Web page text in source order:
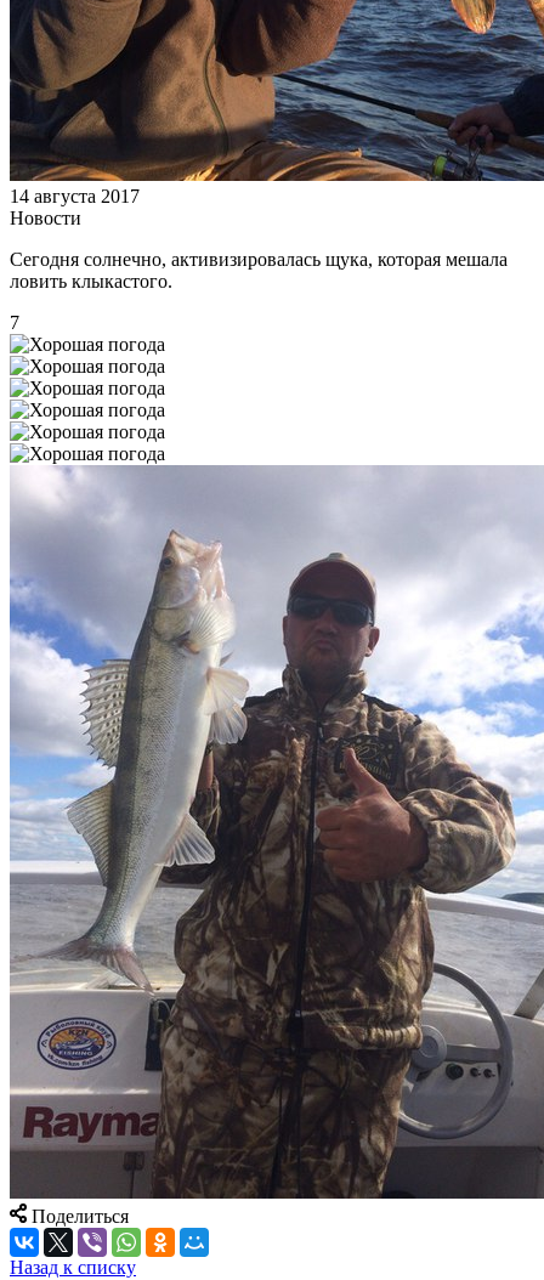
14 августа 2017
Новости
Сегодня солнечно, активизировалась щука, которая мешала
ловить клыкастого.
7
Поделиться
Назад к списку